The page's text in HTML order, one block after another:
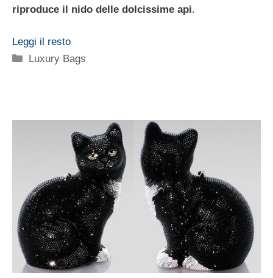
riproduce il nido delle dolcissime api.
Leggi il resto
Categorie
Luxury Bags